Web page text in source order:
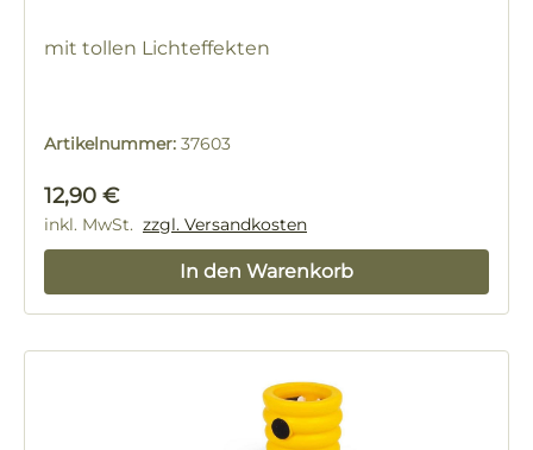
mit tollen Lichteffekten
Artikelnummer: 37603
Regulärer Preis:
12,90 €
inkl. MwSt. zzgl. Versandkosten
In den Warenkorb